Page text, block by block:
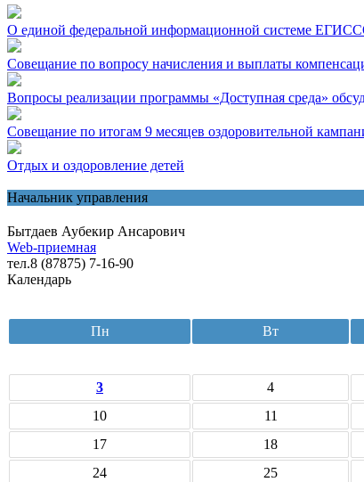
О единой федеральной информационной системе
Совещание по вопросу начисления и выплаты
Вопросы реализации программы «Доступная среда»
Совещание по итогам 9 месяцев оздоровительной
Отдых и оздоровление детей
Начальник управления
Бытдаев Аубекир Ансарович
Web-приемная
тел.8 (87875) 7-16-90
Календарь
Пн Вт
3
4
10
11
17
18
24
25